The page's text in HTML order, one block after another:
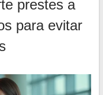
prestes a
para evitar